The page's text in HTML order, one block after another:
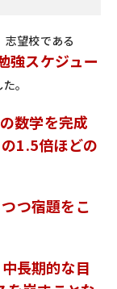
望校である
強スケジュー
。
数学を完成
1.5倍ほどの
つ宿題をこ
中長期的な目